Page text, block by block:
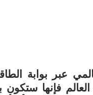
عبر بوابة
فإنها